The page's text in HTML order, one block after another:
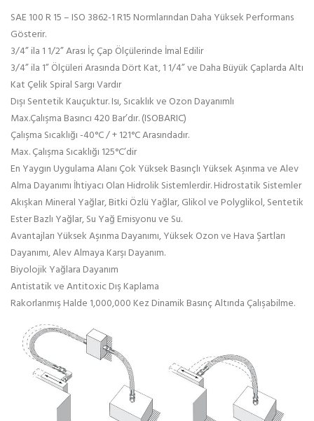
SAE 100 R 15 – ISO 3862-1 R15 Normlarından Daha Yüksek Performans
Gösterir.
3/4” ila 1 1/2” Arası İç Çap Ölçülerinde İmal Edilir
3/4” ila 1” Ölçüleri Arasında Dört Kat, 1 1/4” ve Daha Büyük Çaplarda Altı
Kat Çelik Spiral Sargı Vardır
Dışı Sentetik Kauçuktur. Isı, Sıcaklık ve Ozon Dayanımlı
Max.Çalışma Basıncı 420 Bar’dır. (ISOBARIC)
Çalışma Sıcaklığı -40°C / + 121°C Arasındadır.
Max. Çalışma Sıcaklığı 125°C’dir
En Yaygın Uygulama Alanı Çok Yüksek Basınçlı Yüksek Aşınma ve Alev
Alma Dayanımı İhtiyacı Olan Hidrolik Sistemlerdir. Hidrostatik Sistemler
Akışkan Mineral Yağlar, Bitki Özlü Yağlar, Glikol ve Polyglikol, Sentetik
Ester Bazlı Yağlar, Su Yağ Emisyonu ve Su.
Avantajları Yüksek Aşınma Dayanımı, Yüksek Ozon ve Hava Şartları
Dayanımı, Alev Almaya Karşı Dayanım.
Biyolojik Yağlara Dayanım
Antistatik ve Antitoxic Dış Kaplama
Rakorlanmış Halde 1,000,000 Kez Dinamik Basınç Altında Çalışabilme.